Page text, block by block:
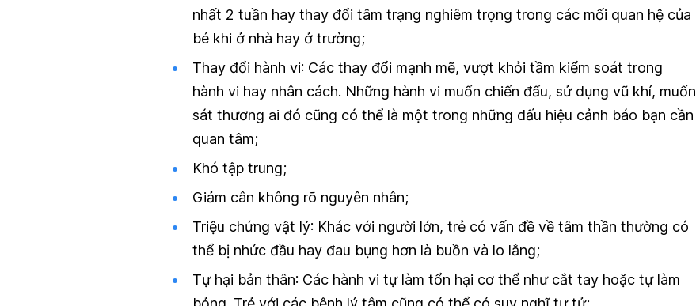
nhất 2 tuần hay thay đổi tâm trạng nghiêm trọng trong các mối quan hệ của
bé khi ở nhà hay ở trường;
Thay đổi hành vi: Các thay đổi mạnh mẽ, vượt khỏi tầm kiểm soát trong
hành vi hay nhân cách. Những hành vi muốn chiến đấu, sử dụng vũ khí, muốn
sát thương ai đó cũng có thể là một trong những dấu hiệu cảnh báo bạn cần
quan tâm;
Khó tập trung;
Giảm cân không rõ nguyên nhân;
Triệu chứng vật lý: Khác với người lớn, trẻ có vấn đề về tâm thần thường có
thể bị nhức đầu hay đau bụng hơn là buồn và lo lắng;
Tự hại bản thân: Các hành vi tự làm tổn hại cơ thể như cắt tay hoặc tự làm